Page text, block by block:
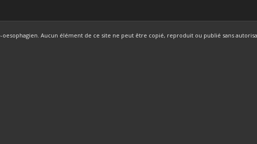
oesophagien. Aucun élément de ce site ne peut être copié, reproduit ou publié sans